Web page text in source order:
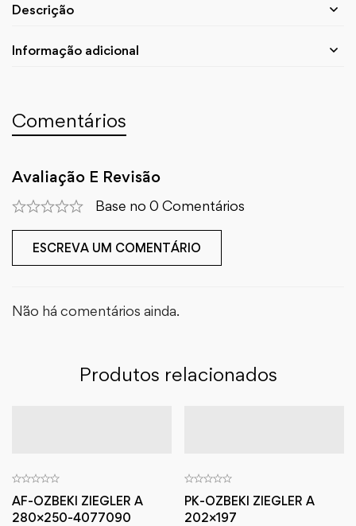
Descrição
Informação adicional
Comentários
Avaliação E Revisão
Base no 0 Comentários
ESCREVA UM COMENTÁRIO
Não há comentários ainda.
Produtos relacionados
AF-OZBEKI ZIEGLER A
280×250-4077090
PK-OZBEKI ZIEGLER A
202×197